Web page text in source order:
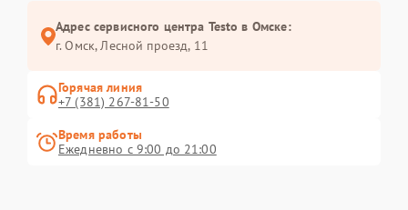
Адрес сервисного центра Testo в Омске:
г. Омск, ​Лесной проезд, 11
Горячая линия
+7 (381) 267-81-50
Время работы
Ежедневно с 9:00 до 21:00